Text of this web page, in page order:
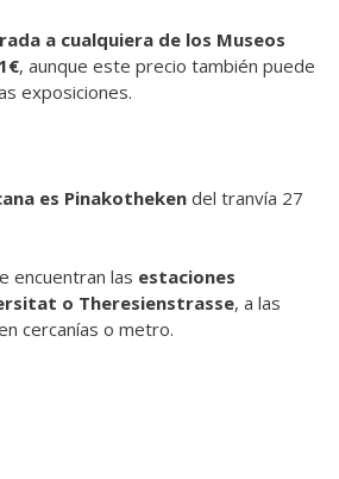
a cualquiera de los Museos
, aunque este precio también puede
exposiciones.
es Pinakotheken del tranvía 27
encuentran las estaciones
o Theresienstrasse, a las
cercanías o metro.